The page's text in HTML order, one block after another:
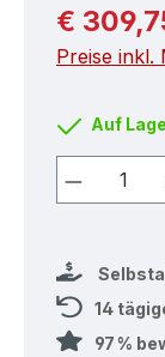
Regulärer
€
Preise inkl.
Auf
14
97 %